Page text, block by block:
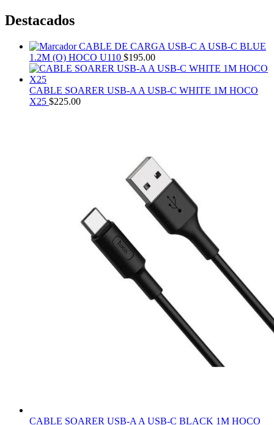
Destacados
CABLE DE CARGA USB-C A USB-C BLUE
1.2M (O) HOCO U110 $195.00
CABLE SOARER USB-A A USB-C WHITE 1M HOCO
X25 $225.00
CABLE SOARER USB-A A USB-C BLACK 1M HOCO